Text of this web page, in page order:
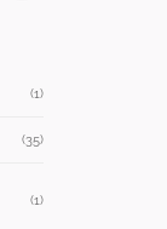
(1)
(35)
(1)